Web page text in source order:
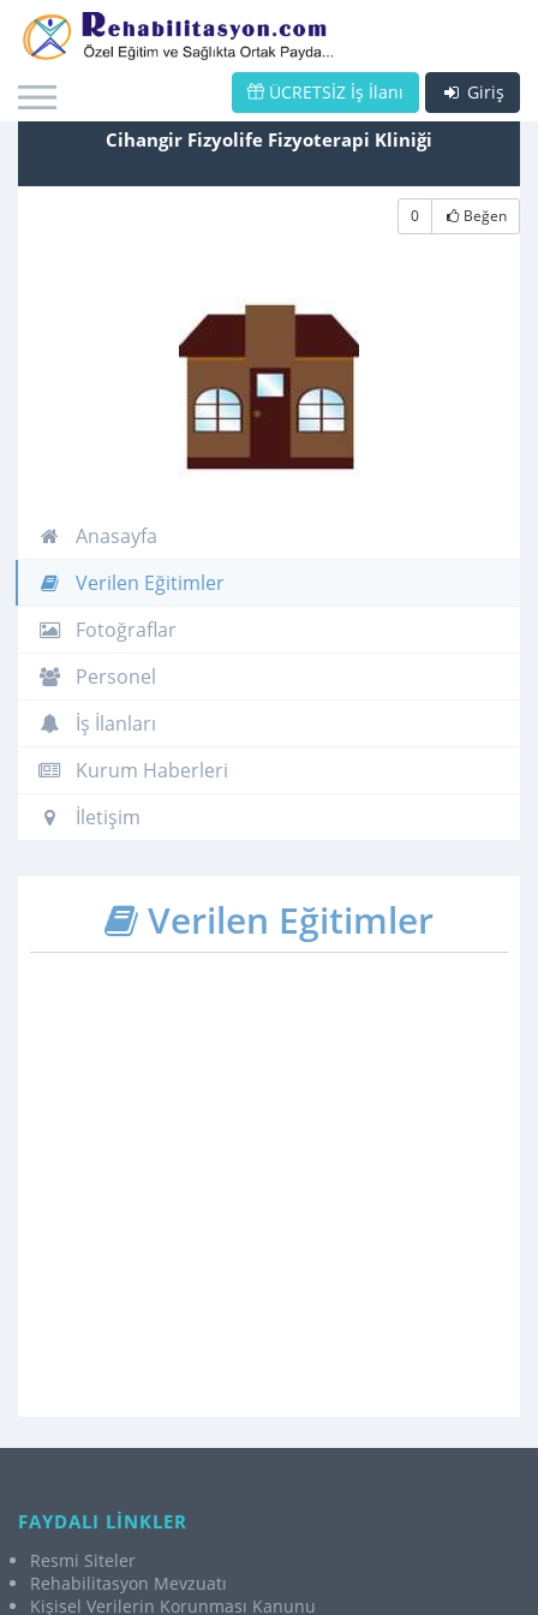
Giriş
ÜCRETSİZ İş İlanı
Cihangir Fizyolife Fizyoterapi Kliniği
0 Beğen
Anasayfa
Verilen Eğitimler
Fotoğraflar
Personel
İş İlanları
Kurum Haberleri
İletişim
Verilen Eğitimler
FAYDALI LİNKLER
Resmi Siteler
Rehabilitasyon Mevzuatı
Kişisel Verilerin Korunması Kanunu